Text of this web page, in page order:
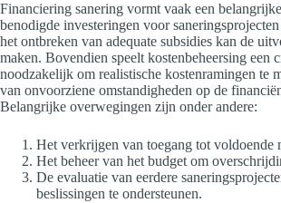
Financiering sanering vormt vaak een
benodigde investeringen voor
het ontbreken van adequate subsidies kan de
maken. Bovendien speelt kostenbeheersing een
noodzakelijk om realistische kostenramingen te
van onvoorziene omstandigheden op de
Belangrijke overwegingen zijn onder andere:
Het verkrijgen van toegang tot voldoende
Het beheer van het budget om
De evaluatie van eerdere
beslissingen te ondersteunen.